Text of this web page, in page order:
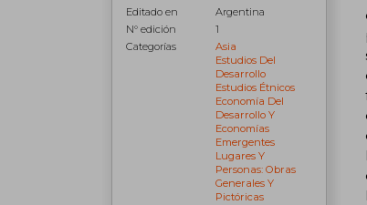
Editado en
Argentina
N° edición
1
Categorías
Asia
Estudios Del
Desarrollo
Estudios Étnicos
Economía Del
Desarrollo Y
Economías
Emergentes
Lugares Y
Personas: Obras
Generales Y
Pictóricas